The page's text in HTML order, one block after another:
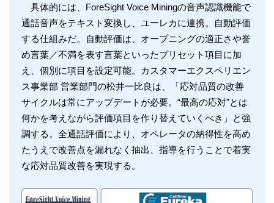
具体的には、ForeSight Voice Miningの音声認識機能で
通話音声をテキスト変換し、ユーレカに連携。自動評価
する仕組みだ。自動評価は、オープニングの適正さや誉
め言葉／不満を表す言葉といったプリセット項目に加
え、個別に項目を設定可能。カスタマーエクスペリエン
ス事業部 営業部門の松井一比良は、「応対品質の改善
サイクルは常にアップデートが必要。“最高の応対”とは
何かを考えながら評価項目を作り替えていくべき」と強
調する。全通話評価により、オペレータの納得性を高め
たうえで改善点を漏れなく抽出、指導を行うことで着実
な応対品質改善を実現する。